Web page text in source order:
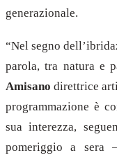
generazionale.
“Nel segno
parola, tra natura e
Amisano direttrice
programmazione è
sua interezza,
pomeriggio a sera